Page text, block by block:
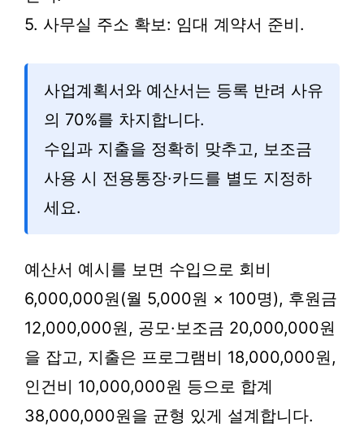
5. 사무실 주소 확보: 임대 계약서 준비.
사업계획서와 예산서는 등록 반려 사유
의 70%를 차지합니다.
수입과 지출을 정확히 맞추고, 보조금
사용 시 전용통장·카드를 별도 지정하
세요.
예산서 예시를 보면 수입으로 회비
6,000,000원(월 5,000원 × 100명), 후원금
12,000,000원, 공모·보조금 20,000,000원
을 잡고, 지출은 프로그램비 18,000,000원,
인건비 10,000,000원 등으로 합계
38,000,000원을 균형 있게 설계합니다.